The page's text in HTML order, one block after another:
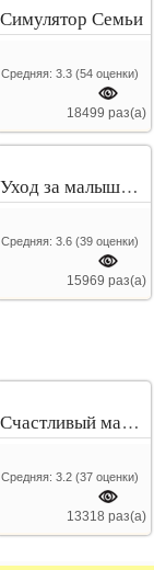
Симулятор Семьи
Средняя: 3.3 (54оценки)
18499 раз(а)
Уход за малышом 2
Средняя: 3.6 (39оценки)
15969 раз(а)
Счастливый малыш
Средняя: 3.2 (37оценки)
13318 раз(а)